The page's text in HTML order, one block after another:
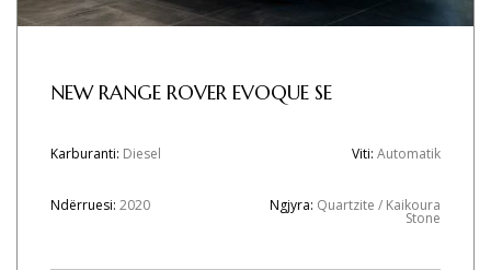
NEW RANGE ROVER EVOQUE SE
Karburanti: Diesel Viti: Automatik
Ndërruesi: 2020 Ngjyra: Quartzite / Kaikoura
Stone